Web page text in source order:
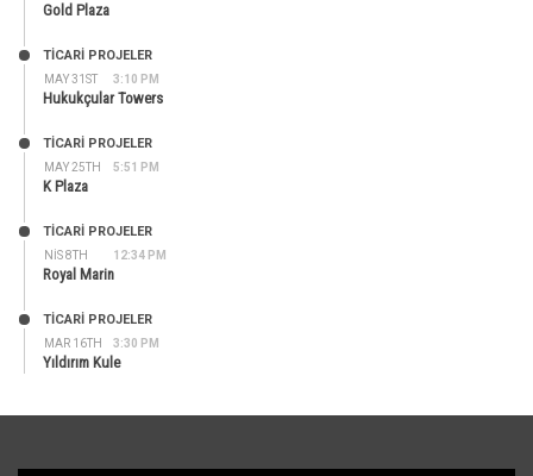
Gold Plaza
MAY 31ST 3:10 PM
TİCARİ PROJELER
Hukukçular Towers
MAY 25TH 5:51 PM
TİCARİ PROJELER
K Plaza
NIS 8TH 12:34 PM
TİCARİ PROJELER
Royal Marin
MAR 16TH 3:30 PM
TİCARİ PROJELER
Yıldırım Kule